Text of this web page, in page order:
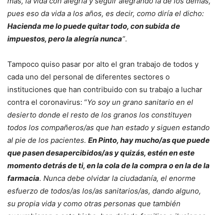
pues eso da vida a los años, es decir, como diría el dicho:
Hacienda me lo puede quitar todo, con subida de
impuestos, pero la alegría nunca”.
Tampoco quiso pasar por alto el gran trabajo de todos y
cada uno del personal de diferentes sectores o
instituciones que han contribuido con su trabajo a luchar
contra el coronavirus: “Yo soy un grano sanitario en el
desierto donde el resto de los granos los constituyen
todos los compañeros/as que han estado y siguen estando
al pie de los pacientes. En Pinto, hay mucho/as que puede
que pasen desapercibidos/as y quizás, estén en este
momento detrás de ti, en la cola de la compra o en la de la
farmacia. Nunca debe olvidar la ciudadanía, el enorme
esfuerzo de todos/as los/as sanitarios/as, dando alguno,
su propia vida y como otras personas que también